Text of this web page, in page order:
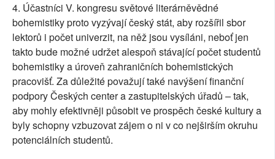
4. Účastníci V. kongresu světové literárněvědné
bohemistiky proto vyzývají český stát, aby rozšířil sbor
lektorů i počet univerzit, na něž jsou vysíláni, neboť jen
takto bude možné udržet alespoň stávající počet studentů
bohemistiky a úroveň zahraničních bohemistických
pracovišť. Za důležité považují také navýšení finanční
podpory Českých center a zastupitelských úřadů – tak,
aby mohly efektivněji působit ve prospěch české kultury a
byly schopny vzbuzovat zájem o ni v co nejširším okruhu
potenciálních studentů.